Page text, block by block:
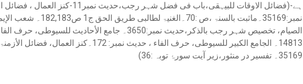
ہے-(فضائل الاوقات للبیہقی،باب فی فضل شہر رجب،حدیث
نمبر:35169۔ماثبت بالسنۃ ،ص
الصیام، تخصیص شہر رجب بالذکر،حدیث نمبر:3650۔ جامع الأحادیث
14813۔ الجامع الکبیر للسیوطی، حرف الفاء ، حدیث نمبر:
35169۔ تفسیر در منثور،زیر آیت سورۂ توبہ :36)